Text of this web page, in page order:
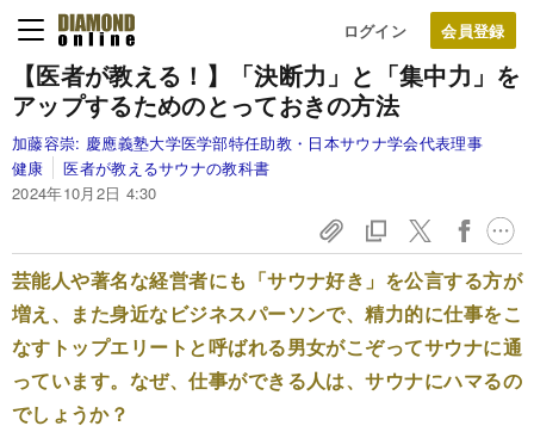
ログイン
【医者が教える！】「決断力」と「集中力」を
アップするためのとっておきの方法
加藤容崇: 慶應義塾大学医学部特任助教・日本サウナ学会代表理事
健康
医者が教えるサウナの教科書
2024年10月2日 4:30
芸能人や著名な経営者にも「サウナ好き」を公言する方が
増え、また身近なビジネスパーソンで、精力的に仕事をこ
なすトップエリートと呼ばれる男女がこぞってサウナに通
っています。なぜ、仕事ができる人は、サウナにハマるの
でしょうか？